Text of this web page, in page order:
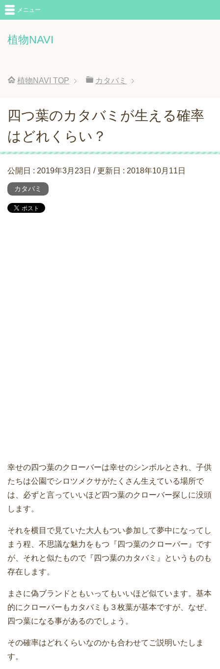
植物NAVI
メニュー
植物NAVI TOP カタバミ
四つ葉のカタバミが生える確率
はどれくらい？
公開日 : 2019年3月23日 / 更新日 : 2018年10月11日
カタバミ
幸せの四つ葉のクローバーは幸せのシンボルとされ、子供
たちは公園でシロツメクサがたくさん生えている場所で
は、必ずと言っていいほど四つ葉のクローバー探しに没頭
します。
それを横目で見ていた大人もつい参加して夢中になってし
まう程、不思議な魅力をもつ『四つ葉のクローバー』です
が、それと似たもので『四つ葉のカタバミ』というものも
存在します。
まさに偽ブランドともいってもいいほど似ています。基本
的にクローバーもカタバミも３枚葉が基本ですが、なぜ、
四つ葉になる事があるのでしょう。
その確率はどれくらいなのかも合わせてご説明いたしま
す。